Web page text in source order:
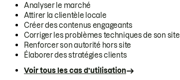
Analyser le marché
Attirer la clientèle locale
Créer des contenus engageants
Corriger les problèmes techniques de son site
Renforcer son autorité hors site
Élaborer des stratégies clients
Voir tous les cas d’utilisation